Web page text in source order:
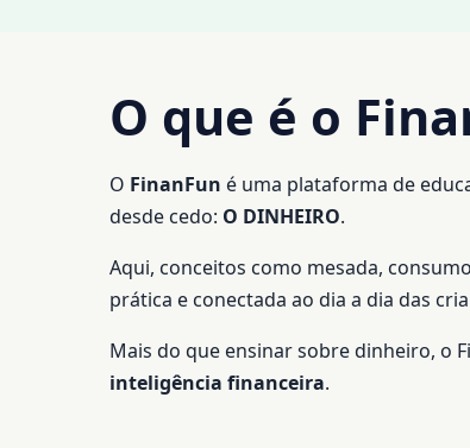
O que é o
O FinanFun é uma plataforma de
desde cedo: O DINHEIRO.
Aqui, conceitos como mesada,
prática e conectada ao dia a dia das
Mais do que ensinar sobre dinheiro, o
inteligência financeira.